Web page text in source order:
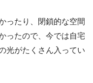
ったり、閉鎖的な空間
ったので、今では自宅
光がたくさん入ってい